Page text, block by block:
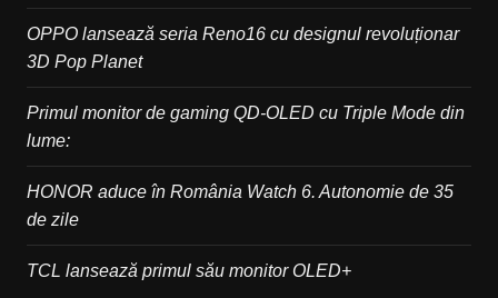
OPPO lansează seria Reno16 cu designul revoluționar
3D Pop Planet
Primul monitor de gaming QD-OLED cu Triple Mode din
lume:
HONOR aduce în România Watch 6. Autonomie de 35
de zile
TCL lansează primul său monitor OLED+